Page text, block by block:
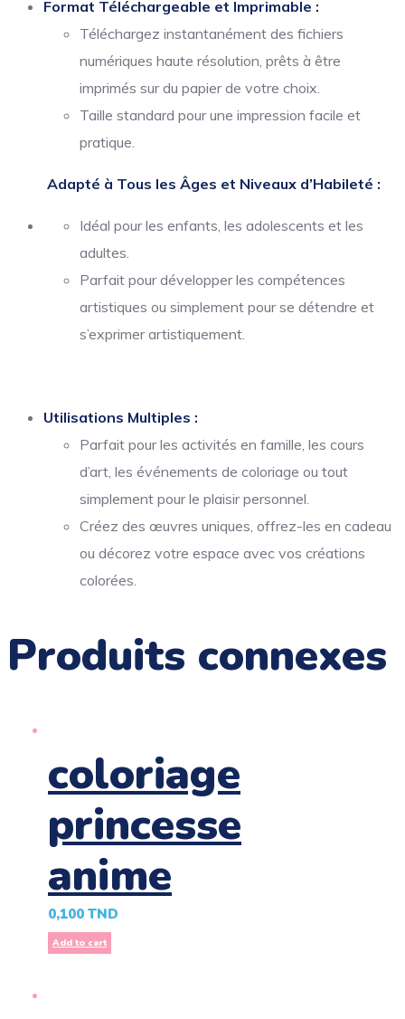
Format Téléchargeable et Imprimable :
Téléchargez instantanément des fichiers
numériques haute résolution, prêts à être
imprimés sur du papier de votre choix.
Taille standard pour une impression facile et
pratique.
Adapté à Tous les Âges et Niveaux d’Habileté :
Idéal pour les enfants, les adolescents et les
adultes.
Parfait pour développer les compétences
artistiques ou simplement pour se détendre et
s’exprimer artistiquement.
Utilisations Multiples :
Parfait pour les activités en famille, les cours
d’art, les événements de coloriage ou tout
simplement pour le plaisir personnel.
Créez des œuvres uniques, offrez-les en cadeau
ou décorez votre espace avec vos créations
colorées.
Produits connexes
coloriage
princesse
anime
0,100 TND
Add to cart